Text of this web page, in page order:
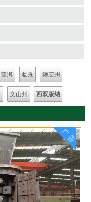
普洱 临沧 德宏州
文山州 西双版纳